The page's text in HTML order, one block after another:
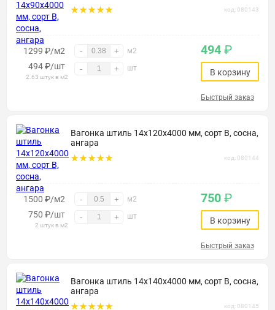
код: 080143
1299 ₽/м2 - + м2
494₽/шт
2.63 штук в м2
- + шт
494 ₽
В корзину
Быстрый заказ
Вагонка штиль 14х120х4000 мм, сорт В, сосна,
ангара
код: 080144
1500 ₽/м2 - + м2
750 ₽/шт
2 штук в м2
- + шт
750 ₽
В корзину
Быстрый заказ
Вагонка штиль 14х140х4000 мм, сорт В, сосна,
ангара
код: 080145